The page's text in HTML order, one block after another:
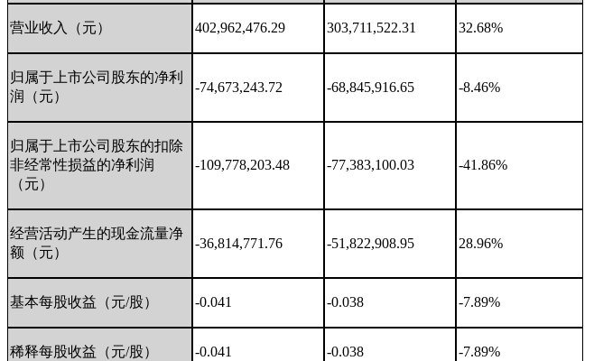
营业收入（元） 402,962,476.29 303,711,522.31 32.68%
归属于上市公司股东的净利
润（元）
-74,673,243.72 -68,845,916.65 -8.46%
归属于上市公司股东的扣除
非经常性损益的净利润
（元）
-109,778,203.48 -77,383,100.03 -41.86%
经营活动产生的现金流量净
额（元）
-36,814,771.76 -51,822,908.95 28.96%
基本每股收益（元/股） -0.041 -0.038 -7.89%
稀释每股收益（元/股） -0.041 -0.038 -7.89%